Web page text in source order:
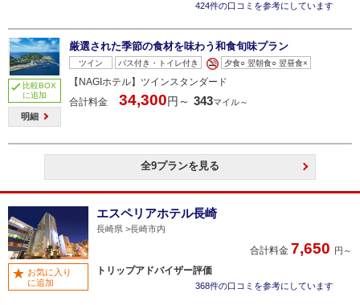
424件の口コミを参考にしています
比較BOX
に追加
明細
厳選された季節の食材を味わう和食旬味プラン
ツイン バス付き・トイレ付き 夕食○ 翌朝食○ 翌昼食×
【NAGIホテル】ツインスタンダード
合計料金
34,300円～ 343マイル～
全9プランを見る
エスペリアホテル長崎
長崎県 長崎市内
合計料金 7,650 円～
トリップアドバイザー評価
368件の口コミを参考にしています
お気に入り
に追加